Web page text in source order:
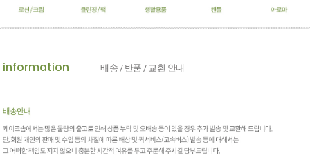
information 배송 / 반품 / 교환 안내